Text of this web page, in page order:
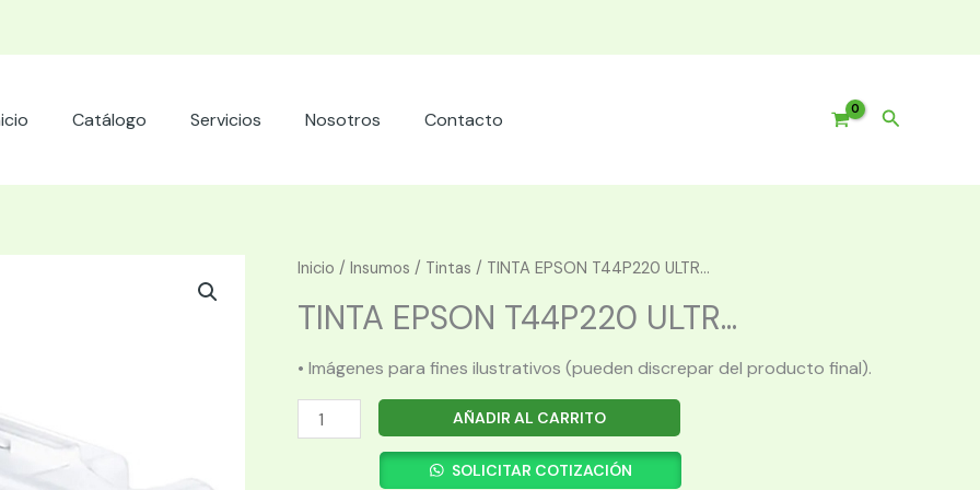
Catálogo Servicios Nosotros Contacto Buscar
Inicio / Insumos / Tintas / TINTA EPSON T44P220 ULTR...
TINTA EPSON T44P220 ULTR...
• Imágenes para fines ilustrativos (pueden discrepar del producto final).
TINTA
EPSON
AÑADIR AL CARRITO
SOLICITAR COTIZACIÓN